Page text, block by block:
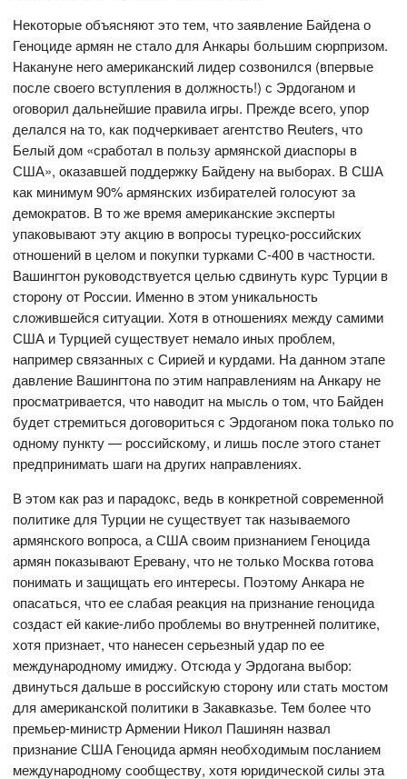
Некоторые объясняют это тем, что заявление Байдена о
Геноциде армян не стало для Анкары большим сюрпризом.
Накануне него американский лидер созвонился (впервые
после своего вступления в должность!) с Эрдоганом и
оговорил дальнейшие правила игры. Прежде всего, упор
делался на то, как подчеркивает агентство Reuters, что
Белый дом «сработал в пользу армянской диаспоры в
США», оказавшей поддержку Байдену на выборах. В США
как минимум 90% армянских избирателей голосуют за
демократов. В то же время американские эксперты
упаковывают эту акцию в вопросы турецко-российских
отношений в целом и покупки турками С-400 в частности.
Вашингтон руководствуется целью сдвинуть курс Турции в
сторону от России. Именно в этом уникальность
сложившейся ситуации. Хотя в отношениях между самими
США и Турцией существует немало иных проблем,
например связанных с Сирией и курдами. На данном этапе
давление Вашингтона по этим направлениям на Анкару не
просматривается, что наводит на мысль о том, что Байден
будет стремиться договориться с Эрдоганом пока только по
одному пункту — российскому, и лишь после этого станет
предпринимать шаги на других направлениях.
В этом как раз и парадокс, ведь в конкретной современной
политике для Турции не существует так называемого
армянского вопроса, а США своим признанием Геноцида
армян показывают Еревану, что не только Москва готова
понимать и защищать его интересы. Поэтому Анкара не
опасаться, что ее слабая реакция на признание геноцида
создаст ей какие-либо проблемы во внутренней политике,
хотя признает, что нанесен серьезный удар по ее
международному имиджу. Отсюда у Эрдогана выбор:
двинуться дальше в российскую сторону или стать мостом
для американской политики в Закавказье. Тем более что
премьер-министр Армении Никол Пашинян назвал
признание США Геноцида армян необходимым посланием
международному сообществу, хотя юридической силы эта